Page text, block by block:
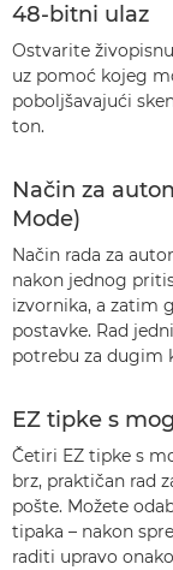
48-bitni ulaz
Ostvarite
uz pomoć kojeg
poboljšavajući
ton.
Način za
Mode)
Način rada za
nakon jednog
izvornika, a zatim
postavke. Rad
potrebu za dugim
EZ tipke s
Četiri EZ tipke s
brz, praktičan rad
pošte. Možete
tipaka – nakon
raditi upravo